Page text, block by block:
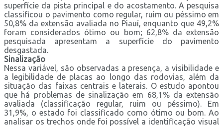
superfície da pista principal e do acostamento. A pesquisa
classificou o pavimento como regular, ruim ou péssimo em
50,8% da extensão avaliada no Piauí, enquanto que 49,2%
foram considerados ótimo ou bom; 62,8% da extensão
pesquisada apresentam a superfície do pavimento
desgastada.
Sinalização
Nessa variável, são observadas a presença, a visibilidade e
a legibilidade de placas ao longo das rodovias, além da
situação das faixas centrais e laterais. O estudo apontou
que há problemas de sinalização em 68,1% da extensão
avaliada (classificação regular, ruim ou péssimo). Em
31,9%, o estado foi classificado como ótimo ou bom. Ao
analisar os trechos onde foi possível a identificação visual